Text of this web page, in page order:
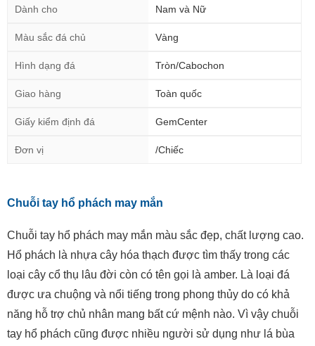
Dành cho Nam và Nữ
Màu sắc đá chủ Vàng
Hình dạng đá Tròn/Cabochon
Giao hàng Toàn quốc
Giấy kiểm định đá GemCenter
Đơn vị /Chiếc
Chuỗi tay hổ phách may mắn
Chuỗi tay hổ phách may mắn màu sắc đẹp, chất lượng cao.
Hổ phách là nhựa cây hóa thạch được tìm thấy trong các
loại cây cổ thụ lâu đời còn có tên gọi là amber. Là loại đá
được ưa chuộng và nổi tiếng trong phong thủy do có khả
năng hỗ trợ chủ nhân mang bất cứ mệnh nào. Vì vậy chuỗi
tay hổ phách cũng được nhiều người sử dụng như lá bùa